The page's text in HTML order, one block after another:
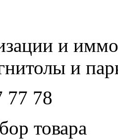
и
и
77 78
товара